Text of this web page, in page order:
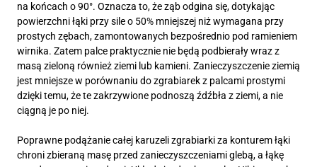
na końcach o 90°. Oznacza to, że ząb odgina się, dotykając
powierzchni łąki przy sile o 50% mniejszej niż wymagana przy
prostych zębach, zamontowanych bezpośrednio pod ramieniem
wirnika. Zatem palce praktycznie nie będą podbierały wraz z
masą zieloną również ziemi lub kamieni. Zanieczyszczenie ziemią
jest mniejsze w porównaniu do zgrabiarek z palcami prostymi
dzięki temu, że te zakrzywione podnoszą źdźbła z ziemi, a nie
ciągną je po niej.
Poprawne podążanie całej karuzeli zgrabiarki za konturem łąki
chroni zbieraną masę przed zanieczyszczeniami glebą, a łąkę